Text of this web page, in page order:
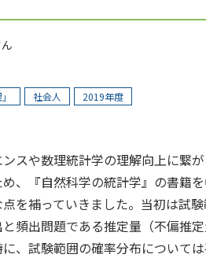
社会人 2019年度
スや数理統計学の理解向上に繋
、『自然科学の統計学』の書籍
を補っていきました。当初は試
頻出問題である推定量（不偏推
に、試験範囲の確率分布について